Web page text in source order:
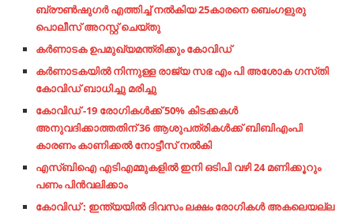
ബ്രൗണ്‍ഷുഗര്‍ എത്തിച്ച്‌ നല്‍കിയ 25കാരനെ ബെം​ഗളുരു
പൊലീസ് അറസ്റ്റ് ചെയ്തു
ക​ര്‍​ണാ​ട​ക ഉ​പ​മു​ഖ്യ​മ​ന്ത്രി​ക്കും കോ​വി​ഡ്
കർണാടകയിൽ നിന്നുള്ള രാജ്യ സഭ എം പി അശോക ഗസ്‌തി
കോവിഡ് ബാധിച്ചു മരിച്ചു
കോവിഡ് -19 രോഗികൾക്ക് 50% കിടക്കകൾ
അനുവദിക്കാത്തതിന് 36 ആശുപത്രികൾക്ക് ബിബിഎംപി
കാരണം കാണിക്കൽ നോട്ടീസ് നൽകി
എസ്ബിഐ എടിഎമ്മുകളില്‍ ഇനി ഒടിപി വഴി 24 മണിക്കൂറും
പണം പിന്‍വലിക്കാം
കോവിഡ് : ഇന്ത്യയില്‍ ദിവസം ലക്ഷം രോ​ഗികള്‍ അകലെയല്ല